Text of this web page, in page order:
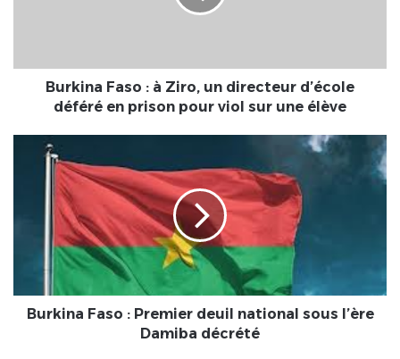
déféré
Burkina Faso : à Ziro, un directeur d’école
déféré en prison pour viol sur une élève
Burkina
Damiba
décrété
Burkina Faso : Premier deuil national sous l’ère
Damiba décrété